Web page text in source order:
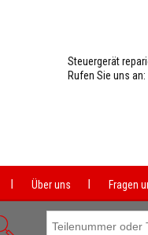
Steuergerät
Rufen Sie uns an:
Über uns Fragen